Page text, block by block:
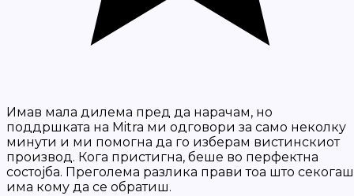
Имав мала дилема пред да нарачам, но
поддршката на Mitra ми одговори за само неколку
минути и ми помогна да го изберам вистинскиот
производ. Кога пристигна, беше во перфектна
состојба. Преголема разлика прави тоа што секогаш
има кому да се обратиш.